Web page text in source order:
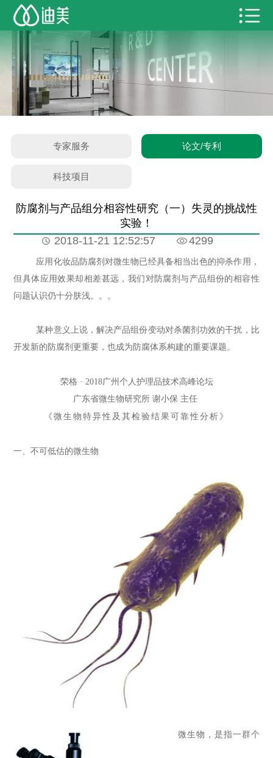
专家服务 论文/专利
科技项目
防腐剂与产品组分相容性研究（一）失灵的挑战性
实验！
2018-11-21 12:52:57
4299
应用化妆品防腐剂对微生物已经具备相当出色的抑杀作用，
但具体应用效果却相差甚远，我们对防腐剂与产品组份的相容性
问题认识仍十分肤浅。。。
某种意义上说，解决产品组份变动对杀菌剂功效的干扰，比
开发新的防腐剂更重要，也成为防腐体系构建的重要课题。
荣格 · 2018广州个人护理品技术高峰论坛
广东省微生物研究所 谢小保 主任
《微生物特异性及其检验结果可靠性分析》
一、不可低估的微生物
微生物， 是指一群个